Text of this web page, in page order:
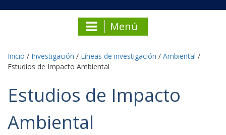
Menú
Inicio / Investigación / Líneas de investigación / Ambiental /
Estudios de Impacto Ambiental
Estudios de Impacto
Ambiental